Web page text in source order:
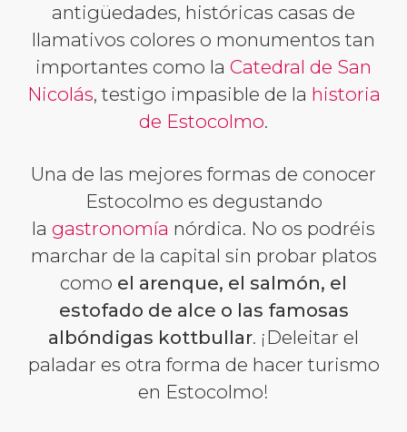
antigüedades, históricas casas de
llamativos colores o monumentos tan
importantes como la Catedral de San
Nicolás, testigo impasible de la historia
de Estocolmo.
Una de las mejores formas de conocer
Estocolmo es degustando
la gastronomía nórdica. No os podréis
marchar de la capital sin probar platos
como el arenque, el salmón, el
estofado de alce o las famosas
albóndigas kottbullar. ¡Deleitar el
paladar es otra forma de hacer turismo
en Estocolmo!